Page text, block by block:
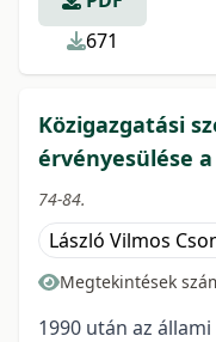
671
Közigazgatási
érvényesülése
74-84.
László Vilmos
Megtekintések
1990 után az